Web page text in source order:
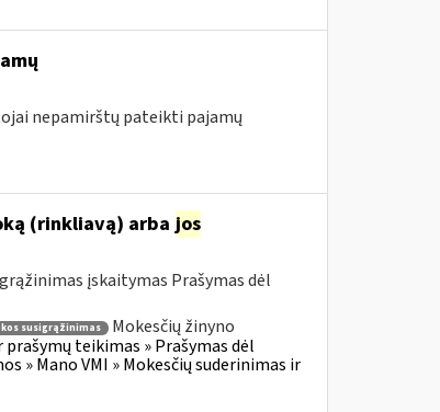
nepamirštų pateikti pajamų
(rinkliavą) arba jos
įskaitymas Prašymas dėl
susigrąžinimas
Mokesčių žinyno
teikimas » Prašymas dėl
» Mano VMI » Mokesčių suderinimas ir